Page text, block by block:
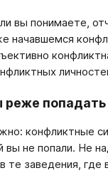
вы понимаете,
начавшемся
реже попадать
конфликтные
вы не попали. Не
те заведения,